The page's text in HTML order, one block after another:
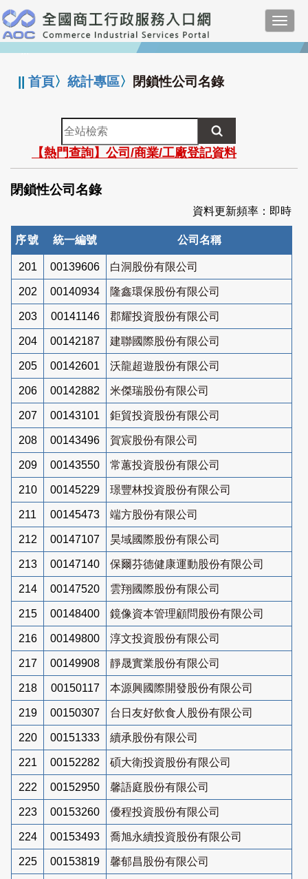
跳
到
主
要
:::
||首頁〉統計專區〉 閉鎖性公司名錄
全
站
檢
索
【熱門查詢】公司/商業/工廠登記資料
閉鎖性公司名錄
資料更新頻率：即時
序號 統一編號 公司名稱
201 00139606 白洞股份有限公司
202 00140934 隆鑫環保股份有限公司
203 00141146 郡耀投資股份有限公司
204 00142187 建聯國際股份有限公司
205 00142601 沃龍超遊股份有限公司
206 00142882 米傑瑞股份有限公司
207 00143101 鉅貿投資股份有限公司
208 00143496 賀宸股份有限公司
209 00143550 常蕙投資股份有限公司
210 00145229 璟豐林投資股份有限公司
211 00145473 端方股份有限公司
212 00147107 昊域國際股份有限公司
213 00147140 保爾芬德健康運動股份有限公司
214 00147520 雲翔國際股份有限公司
215 00148400 鏡像資本管理顧問股份有限公司
216 00149800 淳文投資股份有限公司
217 00149908 靜晟實業股份有限公司
218 00150117 本源興國際開發股份有限公司
219 00150307 台日友好飲食人股份有限公司
220 00151333 續承股份有限公司
221 00152282 碩大衛投資股份有限公司
222 00152950 馨語庭股份有限公司
223 00153260 優程投資股份有限公司
224 00153493 喬旭永續投資股份有限公司
225 00153819 馨郁昌股份有限公司